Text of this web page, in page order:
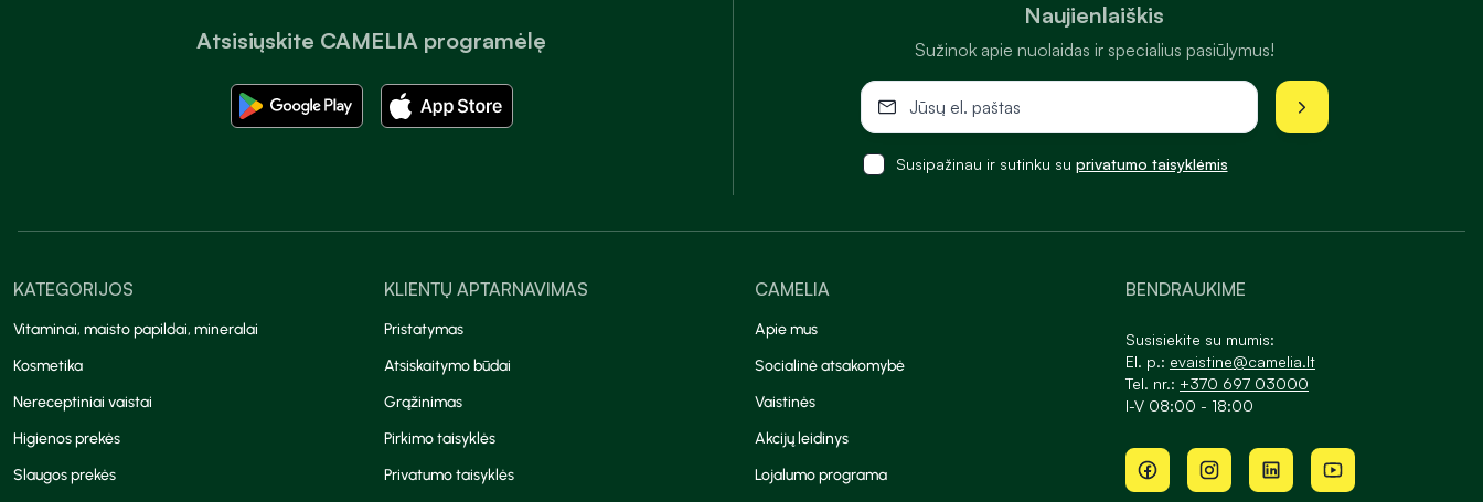
Atsisiųskite CAMELIA programėlę
Naujienlaiškis
Sužinok apie nuolaidas ir specialius pasiūlymus!
Susipažinau ir sutinku su privatumo taisyklėmis
KATEGORIJOS
Vitaminai, maisto papildai, mineralai
Kosmetika
Nereceptiniai vaistai
Higienos prekės
Slaugos prekės
KLIENTŲ APTARNAVIMAS
Pristatymas
Atsiskaitymo būdai
Grąžinimas
Pirkimo taisyklės
Privatumo taisyklės
CAMELIA
Apie mus
Socialinė atsakomybė
Vaistinės
Akcijų leidinys
Lojalumo programa
BENDRAUKIME
Susisiekite su mumis:
El. p.: evaistine@camelia.lt
Tel. nr.: +370 697 03000
I-V 08:00 - 18:00